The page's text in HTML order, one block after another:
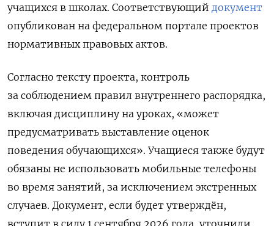
учащихся в школах. Соответствующий документ
опубликован на федеральном портале проектов
нормативных правовых актов.
Согласно тексту проекта, контроль
за соблюдением правил внутреннего распорядка,
включая дисциплину на уроках, «может
предусматривать выставление оценок
поведения обучающихся». Учащиеся также будут
обязаны не использовать мобильные телефоны
во время занятий, за исключением экстренных
случаев. Документ, если будет утверждён,
вступит в силу 1 сентября 2026 года, уточнили